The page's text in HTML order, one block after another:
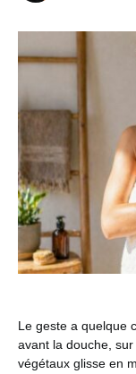
Le geste a quelque
avant la douche,
végétaux glisse en